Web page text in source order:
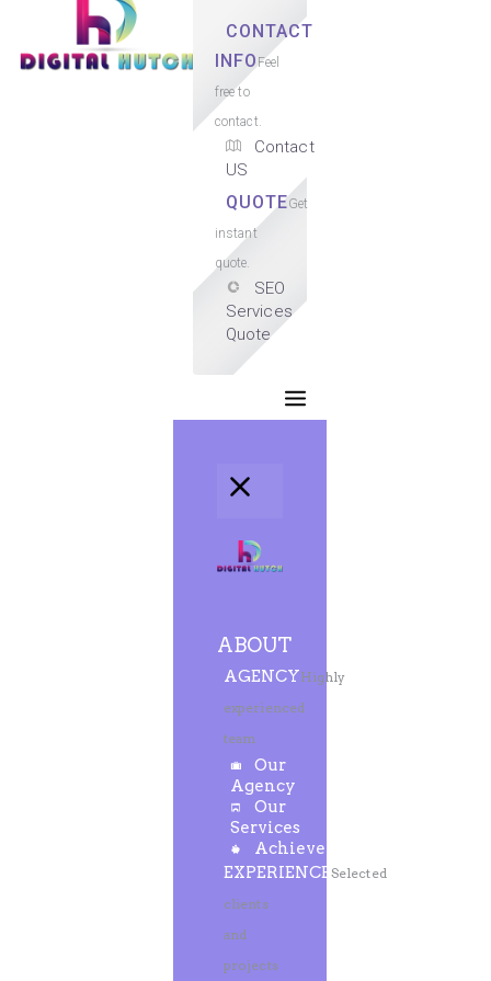
CONTACT
INFOFeel
free to
contact.
Contact
US
QUOTEGet
instant
quote.
SEO
Services
Quote
ABOUT
AGENCYHighly
experienced
team
Our
Agency
Our
Services
Achievements
EXPERIENCE Selected
clients
and
projects